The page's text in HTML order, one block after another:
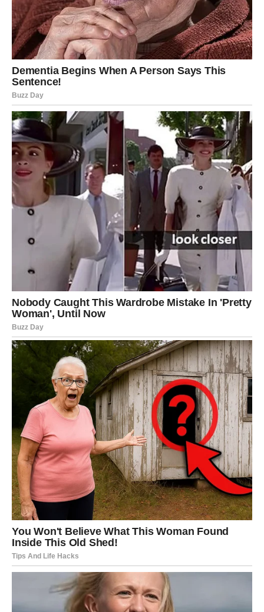
potvrđuje da unutarnja snaga, mudrost i samopouzdanje
mogu prevladati ograničenja, bilo da su društvena,
financijska ili osobna. Pokazuju da svaka žena, neovisno o
startnoj poziciji, može
preoblikovati vlastiti život, ako ima
jasnu viziju i hrabrost da preuzme odgovornost za svoj put.
I na kraju, iako se može reći da je mnogo toga “zapisano u
zvijezdama”, ključnu razliku čini sposobnost da se te zvijezde
protumače i da se vlastitom sudbinom upravlja. Upravo te
žene, koje ne čekaju pasivno da im sudbina pokuca na vrata,
već joj same otvaraju put, ostaju najotpornije i najuspješnije u
svojoj generaciji.
Oglasi